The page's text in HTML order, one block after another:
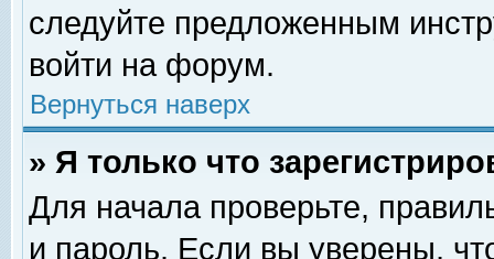
следуйте предложенным
войти на форум.
Вернуться наверх
» Я только что
Для начала проверьте,
и пароль. Если вы уверены,